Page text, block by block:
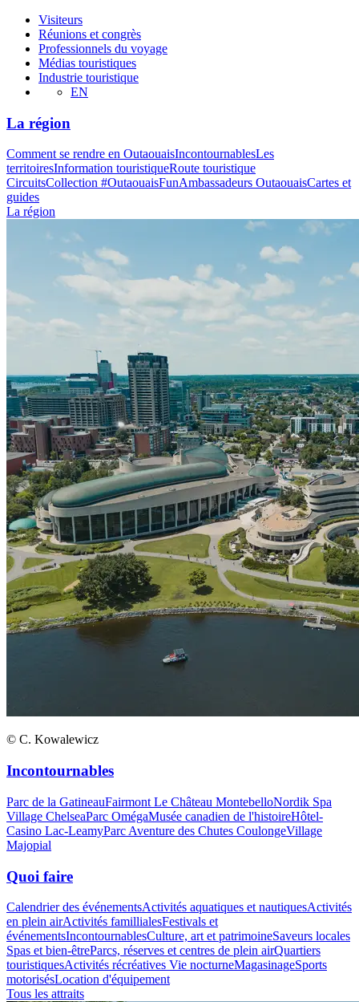
Visiteurs
Réunions et congrès
Professionnels du voyage
Médias touristiques
Industrie touristique
EN
La région
Comment se rendre en OutaouaisIncontournablesLes
territoiresInformation touristiqueRoute touristique
CircuitsCollection #OutaouaisFunAmbassadeurs OutaouaisCartes et
guides
La région
© C. Kowalewicz
Incontournables
Parc de la GatineauFairmont Le Château MontebelloNordik Spa
Village ChelseaParc OmégaMusée canadien de l'histoireHôtel-
Casino Lac-LeamyParc Aventure des Chutes CoulongeVillage
Majopial
Quoi faire
Calendrier des événementsActivités aquatiques et nautiquesActivités
en plein airActivités famillialesFestivals et
événementsIncontournablesCulture, art et patrimoineSaveurs locales
Spas et bien-êtreParcs, réserves et centres de plein airQuartiers
touristiquesActivités récréatives Vie nocturneMagasinageSports
motorisésLocation d'équipement
Tous les attraits